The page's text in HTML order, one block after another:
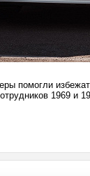
помогли
1969 и